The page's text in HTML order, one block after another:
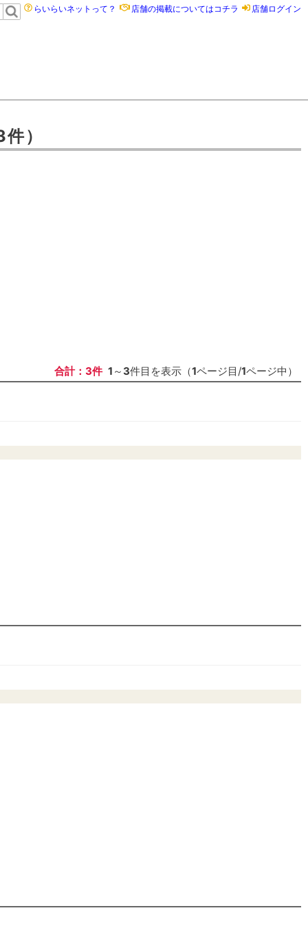
らいらいネットって？ 店舗の掲載についてはコチラ 店舗ログイン
）
合計：3件 1 ～ 3件目を表示（1ページ目/1ページ中）